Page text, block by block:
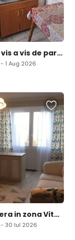
Fundeni vis a vis de parcul Motodrom
1 Aug 2026
Garsoniera in zona Vitan spre inchiriere
30 Iul 2026